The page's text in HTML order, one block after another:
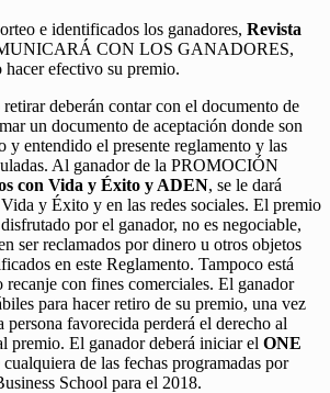
e identificados los ganadores, Revista
CON LOS GANADORES,
efectivo su premio.
deberán contar con el documento de
un documento de aceptación donde son
y entendido el presente reglamento y las
Al ganador de la PROMOCIÓN
con Vida y Éxito y ADEN, se le dará
y Éxito y en las redes sociales. El premio
por el ganador, no es negociable,
ser reclamados por dinero u otros objetos
en este Reglamento. Tampoco está
recanje con fines comerciales. El ganador
para hacer retiro de su premio, una vez
persona favorecida perderá el derecho al
premio. El ganador deberá iniciar el ONE
cualquiera de las fechas programadas por
School para el 2018.